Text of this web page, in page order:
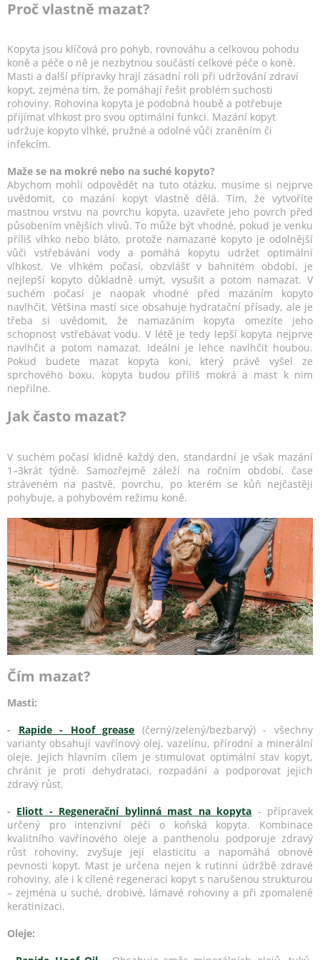
Proč vlastně mazat?
Kopyta jsou klíčová pro pohyb, rovnováhu a celkovou pohodu
koně a péče o ně je nezbytnou součástí celkové péče o koně.
Masti a další přípravky hrají zásadní roli při udržování zdraví
kopyt, zejména tím, že pomáhají řešit problém suchosti
rohoviny. Rohovina kopyta je podobná houbě a potřebuje
přijímat vlhkost pro svou optimální funkci. Mazání kopyt
udržuje kopyto vlhké, pružné a odolné vůči zraněním či
infekcím.
Maže se na mokré nebo na suché kopyto?
Abychom mohli odpovědět na tuto otázku, musíme si nejprve
uvědomit, co mazání kopyt vlastně dělá. Tím, že vytvoříte
mastnou vrstvu na povrchu kopyta, uzavřete jeho povrch před
působením vnějších vlivů. To může být vhodné, pokud je venku
příliš vlhko nebo bláto, protože namazané kopyto je odolnější
vůči vstřebávání vody a pomáhá kopytu udržet optimální
vlhkost. Ve vlhkém počasí, obzvlášť v bahnitém období, je
nejlepší kopyto důkladně umýt, vysušit a potom namazat. V
suchém počasí je naopak vhodné před mazáním kopyto
navlhčit. Většina mastí sice obsahuje hydratační přísady, ale je
třeba si uvědomit, že namazáním kopyta omezíte jeho
schopnost vstřebávat vodu. V létě je tedy lepší kopyta nejprve
navlhčit a potom namazat. Ideální je lehce navlhčit houbou.
Pokud budete mazat kopyta koni, který právě vyšel ze
sprchového boxu, kopyta budou příliš mokrá a mast k nim
nepřilne.
Jak často mazat?
V suchém počasí klidně každý den, standardní je však mazání
1–3krát týdně. Samozřejmě záleží na ročním období, čase
stráveném na pastvě, povrchu, po kterém se kůň nejčastěji
pohybuje, a pohybovém režimu koně.
Čím mazat?
Masti:
- Rapide - Hoof grease (černý/zelený/bezbarvý) - všechny
varianty obsahují vavřínový olej, vazelínu, přírodní a minerální
oleje. Jejich hlavním cílem je stimulovat optimální stav kopyt,
chránit je proti dehydrataci, rozpadání a podporovat jejich
zdravý růst.
- Eliott - Regenerační bylinná mast na kopyta - přípravek
určený pro intenzivní péči o koňská kopyta. Kombinace
kvalitního vavřínového oleje a panthenolu podporuje zdravý
růst rohoviny, zvyšuje její elasticitu a napomáhá obnově
pevnosti kopyt. Mast je určena nejen k rutinní údržbě zdravé
rohoviny, ale i k cílené regeneraci kopyt s narušenou strukturou
– zejména u suché, drobivé, lámavé rohoviny a při zpomalené
keratinizaci.
Oleje: